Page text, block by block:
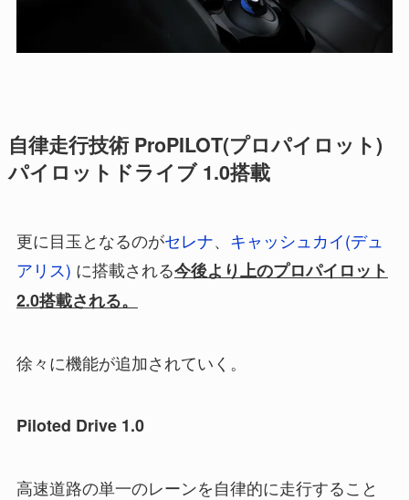
自律走行技術 ProPILOT(プロパイロット)
パイロットドライブ 1.0搭載
更に目玉となるのがセレナ、 キャッシュカイ(デュ
アリス) に搭載される今後より上のプロパイロット
2.0搭載される。
徐々に機能が追加されていく。
Piloted Drive 1.0
高速道路の単一のレーンを自律的に走行すること